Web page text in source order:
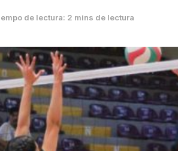
de lectura: 2 mins de lectura